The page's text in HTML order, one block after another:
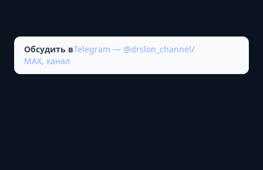
Обсудить вTelegram — @drslon_channel/
MAX, канал